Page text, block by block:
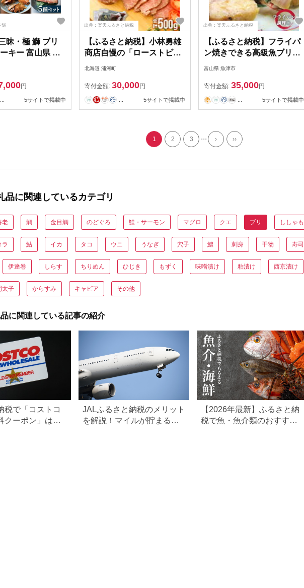
舗
昧・極 鰤 ブリ
キー 富山県 氷
円
5サイトで掲載中
出典：楽天ふるさと納税
【ふるさと納税】小林勇雄
商店自慢の「ローストビー
フ」合計500g[25-1346] 北
フ みついし牛 国産和牛 手
づくり 送料無料
北海道 浦河町
寄付金額:30,000円
5サイトで掲載中
出典：楽天ふるさと納税
【ふるさと納税】フライパ
ン焼きできる高級魚ブリの
干物・魚津伝承の味「汐ぶ
マオカ海の幸 【魚貝類・
干物・ブリの干物・ぶり】
富山県 魚津市
寄付金額: 35,000円
5サイトで掲載中
1 2 3 ... › ››
品に関連しているカテゴリ
老 鯛 金目鯛 のどぐろ 鮭・サーモン マグロ クエ ブリ ししゃも
ラ 鮎 イカ タコ ウニ うなぎ 穴子 鱧 刺身 干物 寿司
伊達巻 しらす ちりめん ひじき もずく 味噌漬け 粕漬け 西京漬け
太子 からすみ キャビア その他
に関連している記事の紹介
税で「コストコ
クーポン」はも
JALふるさと納税のメリット
を解説！マイルが貯まる仕
【2026年最新】ふるさと納
税で魚・魚介類のおすすめ